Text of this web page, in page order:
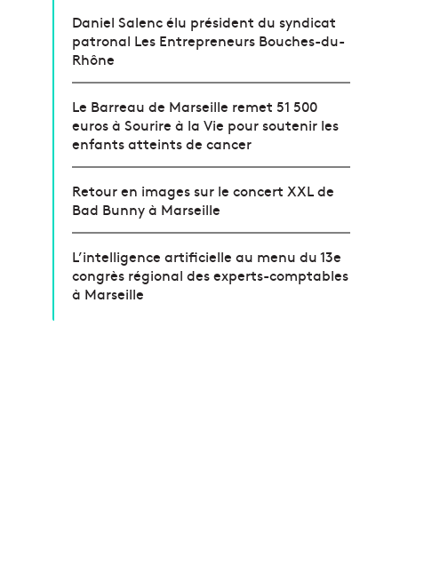
Daniel Salenc élu président du syndicat
patronal Les Entrepreneurs Bouches-du-
Rhône
Le Barreau de Marseille remet 51 500
euros à Sourire à la Vie pour soutenir les
enfants atteints de cancer
Retour en images sur le concert XXL de
Bad Bunny à Marseille
L’intelligence artificielle au menu du 13e
congrès régional des experts-comptables
à Marseille